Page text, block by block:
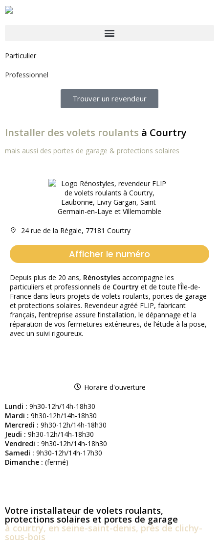
Particulier
Professionnel
Trouver un revendeur
Installer des volets roulants à Courtry
mais aussi des portes de garage & protections solaires
24 rue de la Régale, 77181 Courtry
Afficher le numéro
Depuis plus de 20 ans, Rénostyles accompagne les
particuliers et professionnels de Courtry et de toute l’Île-de-
France dans leurs projets de volets roulants, portes de garage
et protections solaires. Revendeur agréé FLIP, fabricant
français, l’entreprise assure l’installation, le dépannage et la
réparation de vos fermetures extérieures, de l’étude à la pose,
avec un suivi rigoureux.
Horaire d'ouverture
Lundi : 9h30-12h/14h-18h30
Mardi : 9h30-12h/14h-18h30
Mercredi : 9h30-12h/14h-18h30
Jeudi : 9h30-12h/14h-18h30
Vendredi : 9h30-12h/14h-18h30
Samedi : 9h30-12h/14h-17h30
Dimanche : (fermé)
Votre installateur de volets roulants,
protections solaires et portes de garage
à courtry, en seine-saint-denis, près de clichy-
sous-bois